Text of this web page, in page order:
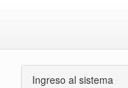
Ingreso al sistema